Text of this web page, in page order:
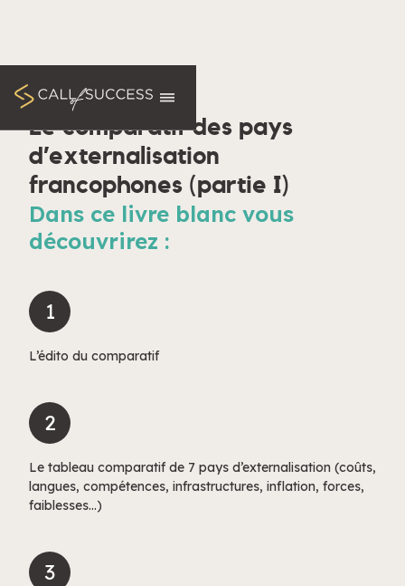
LIVRES BLANCS
Le comparatif des pays
d’externalisation
francophones (partie I)
Dans ce livre blanc vous
découvrirez :
1
L’édito du comparatif
2
Le tableau comparatif de 7 pays d’externalisation (coûts,
langues, compétences, infrastructures, inflation, forces,
faiblesses…)
3